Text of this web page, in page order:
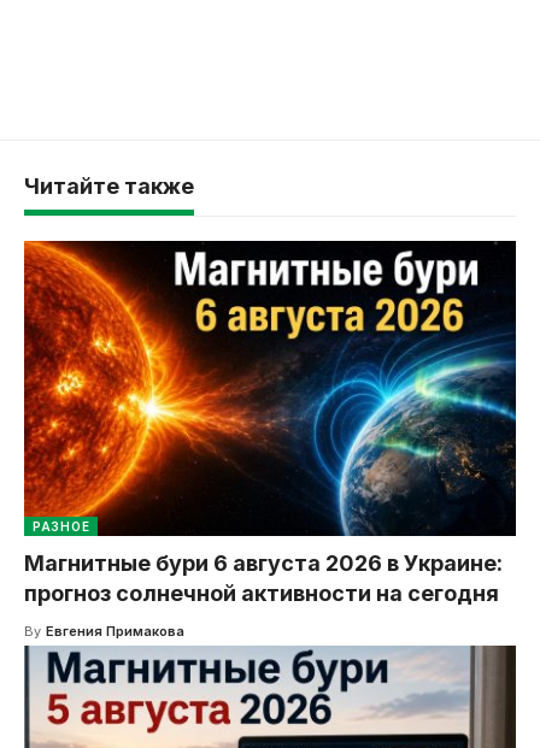
Читайте также
РАЗНОЕ
Магнитные бури 6 августа 2026 в Украине:
прогноз солнечной активности на сегодня
By Евгения Примакова